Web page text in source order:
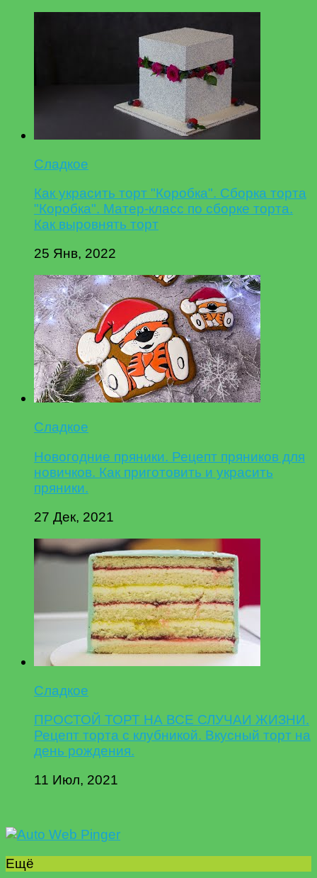
Сладкое
Как украсить торт "Коробка". Сборка торта
"Коробка". Матер-класс по сборке торта.
Как выровнять торт
25 Янв, 2022
Сладкое
Новогодние пряники. Рецепт пряников для
новичков. Как приготовить и украсить
пряники.
27 Дек, 2021
Сладкое
ПРОСТОЙ ТОРТ НА ВСЕ СЛУЧАИ ЖИЗНИ.
Рецепт торта с клубникой. Вкусный торт на
день рождения.
11 Июл, 2021
Ещё